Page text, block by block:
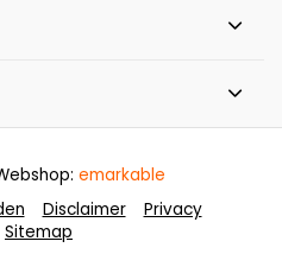
Disclaimer
Privacy
Sitemap
emarkable